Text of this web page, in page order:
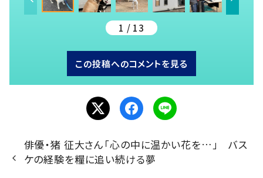
1 / 13
この投稿へのコメントを見る
俳優・猪 征大さん「心の中に温かい花を…」 バス
ケの経験を糧に追い続ける夢